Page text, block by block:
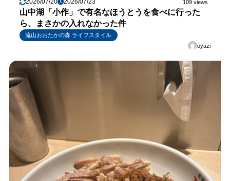
2026/07/20 2026/07/23 109 views
山中湖「小作」で有名なほうとうを食べに行った
ら、まさかの入れなかった件
流山おおたかの森 ライフスタイル
oyazi